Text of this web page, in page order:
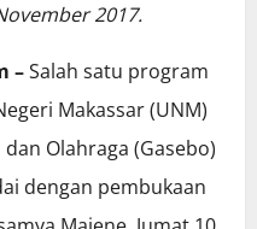
2017.
–Salah satu program
Makassar (UNM)
Olahraga (Gasebo)
dengan pembukaan